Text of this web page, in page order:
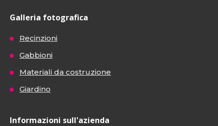
Galleria fotografica
Recinzioni
Gabbioni
Materiali da costruzione
Giardino
Informazioni sull'azienda